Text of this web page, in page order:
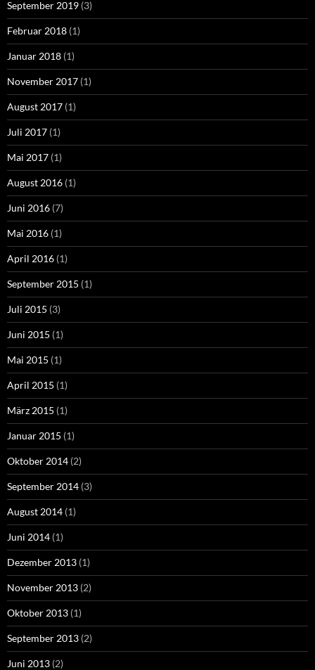
September 2019 (3)
Februar 2018 (1)
Januar 2018 (1)
November 2017 (1)
August 2017 (1)
Juli 2017 (1)
Mai 2017 (1)
August 2016 (1)
Juni 2016 (7)
Mai 2016 (1)
April 2016 (1)
September 2015 (1)
Juli 2015 (3)
Juni 2015 (1)
Mai 2015 (1)
April 2015 (1)
März 2015 (1)
Januar 2015 (1)
Oktober 2014 (2)
September 2014 (3)
August 2014 (1)
Juni 2014 (1)
Dezember 2013 (1)
November 2013 (2)
Oktober 2013 (1)
September 2013 (2)
Juni 2013 (2)